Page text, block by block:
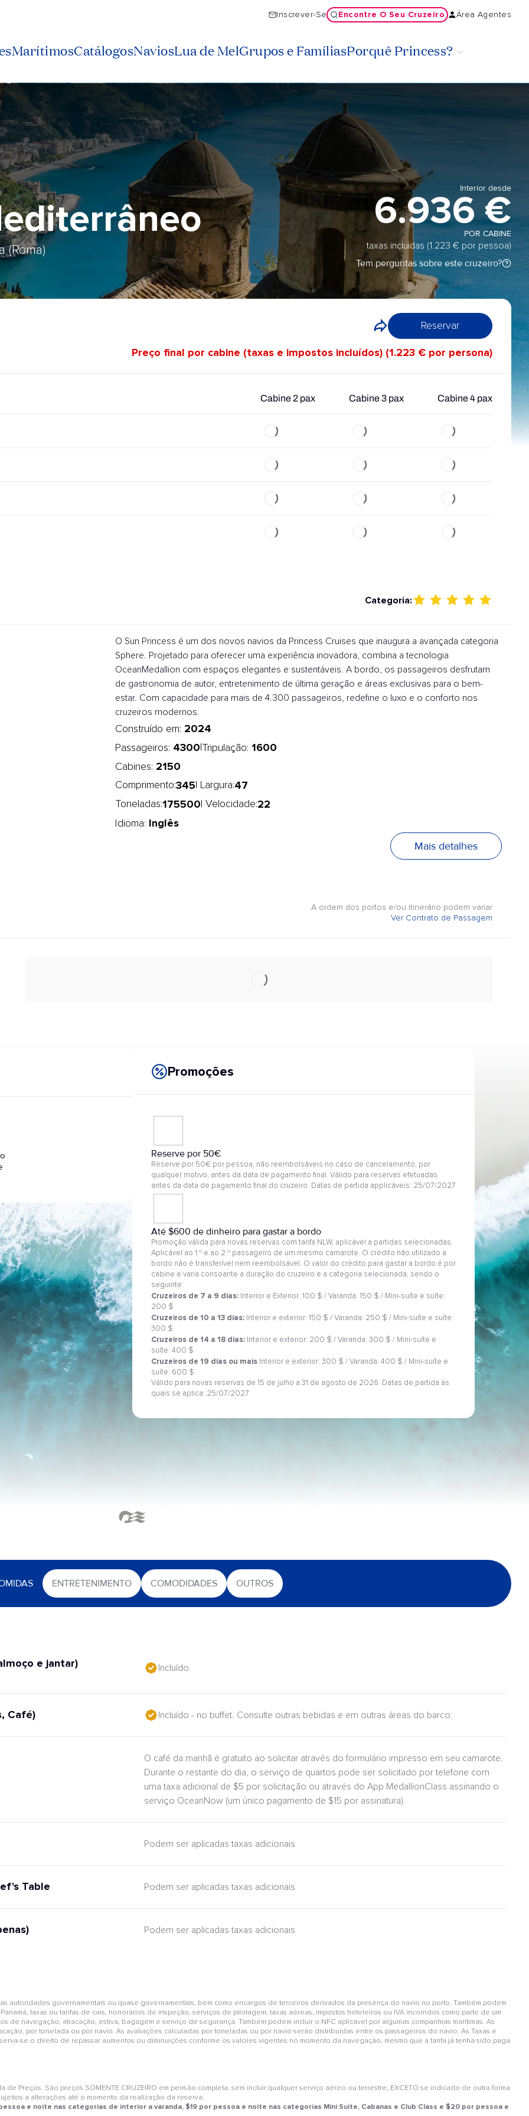
Inscrever-Se Encontre O Seu Cruzeiro Área Agentes
MarítimosCatálogosNaviosLua de MelGrupos e FamíliasPorquê Princess?
(Roma)
Interior desde
6.936 €
POR CABINE
taxas incluidas (1.223 € por pessoa)
Tem perguntas sobre este cruzeiro?
Reservar
Preço final por cabine (taxas e impostos incluídos) (1.223 € por persona)
Cabine 2 pax Cabine 3 pax Cabine 4 pax
Categoria:
O Sun Princess é um dos novos navios da Princess Cruises que inaugura a avançada categoria
Sphere. Projetado para oferecer uma experiência inovadora, combina a tecnologia
OceanMedallion com espaços elegantes e sustentáveis. A bordo, os passageiros desfrutam
de gastronomia de autor, entretenimento de última geração e áreas exclusivas para o bem-
estar. Com capacidade para mais de 4.300 passageiros, redefine o luxo e o conforto nos
cruzeiros modernos.
Construído em: 2024
Passageiros: 4300 Tripulação: 1600
Cabines: 2150
Comprimento:345 | Largura:47
Toneladas:175500 | Velocidade:22
Idioma: Inglês
Mais detalhes
A ordem dos portos e/ou itinerário podem variar
Ver Contrato de Passagem
Promoções
Reserve por 50€
Reserve por 50€ por pessoa, não reembolsáveis no caso de cancelamento, por
qualquer motivo, antes da data de pagamento final. Válido para reservas efetuadas
antes da data de pagamento final do cruzeiro. Datas de partida applicáveis: 25/07/2027
Até $600 de dinheiro para gastar a bordo
Promoção válida para novas reservas com tarifa NLW, aplicável a partidas selecionadas.
Aplicável ao 1.º e ao 2.º passageiro de um mesmo camarote. O crédito não utilizado a
bordo não é transferível nem reembolsável. O valor do crédito para gastar a bordo é por
cabine e varia consoante a duração do cruzeiro e a categoria selecionada, sendo o
seguinte:
Cruzeiros de 7 a 9 dias: Interior e Exterior: 100 $ / Varanda: 150 $ / Mini-suíte e suíte:
200 $
Cruzeiros de 10 a 13 dias: Interior e exterior: 150 $ / Varanda: 250 $ / Mini-suíte e suíte:
300 $
Cruzeiros de 14 a 18 dias: Interior e exterior: 200 $ / Varanda: 300 $ / Mini-suíte e
suíte: 400 $
Cruzeiros de 19 dias ou mais Interior e exterior: 300 $ / Varanda: 400 $ / Mini-suíte e
suíte: 600 $
Válido para novas reservas de 15 de julho a 31 de agosto de 2026. Datas de partida às
quais se aplica: 25/07/2027
ENTRETENIMENTO COMODIDADES OUTROS
e jantar) Incluído
Café) Incluído - no buffet. Consulte outras bebidas e em outras áreas do barco.
O café da manhã é gratuito ao solicitar através do formulário impresso em seu camarote.
Durante o restante do dia, o serviço de quartos pode ser solicitado por telefone com
uma taxa adicional de $5 por solicitação ou através do App MedallionClass assinando o
serviço OceanNow (um único pagamento de $15 por assinatura)
Podem ser aplicadas taxas adicionais
Table Podem ser aplicadas taxas adicionais
Podem ser aplicadas taxas adicionais
autoridades governamentais ou quase governamentais, bem como encargos de terceiros derivados da presença do navio no porto. Também podem
taxas ou tarifas de cais, honorários de inspeção, serviços de pilotagem, taxas aéreas, impostos hoteleiros ou IVA incorridos como parte de um
de navegação, atracação, estiva, bagagem e serviço de segurança. Também podem incluir o NFC aplicável por algumas companhias marítimas. As
por tonelada ou por navio. As avaliações calculadas por toneladas ou por navio serão distribuídas entre os passageiros do navio. As Taxas e
se o direito de repassar aumentos ou diminuições conforme os valores vigentes no momento da navegação, mesmo que a tarifa já tenha sido paga
de Preços. São preços SOMENTE CRUZEIRO em pensão completa, sem incluir qualquer serviço aéreo ou terrestre, EXCETO se indicado de outra forma
a alterações até o momento da realização da reserva.
e noite nas categorias de interior a varanda, $19 por pessoa e noite nas categorias Mini Suíte, Cabanas e Club Class e $20 por pessoa e